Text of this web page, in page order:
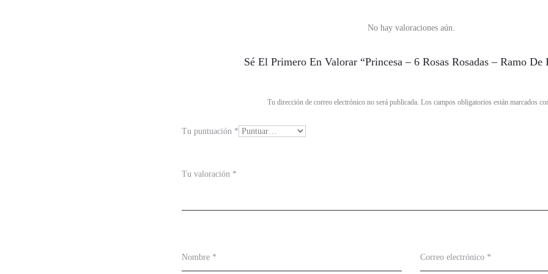
o
a
i
n
No hay valoraciones aún.
Sé El Primero En Valorar “Princesa – 6 Rosas Rosadas – Ramo De
Tu dirección de correo electrónico no será publicada. Los campos obligatorios están marcados
Tu puntuación *
Tu valoración *
Nombre * Correo electrónico *